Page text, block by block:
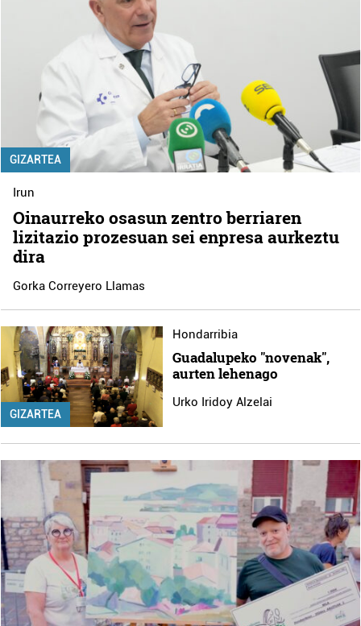
GIZARTEA
Irun
Oinaurreko osasun zentro berriaren
lizitazio prozesuan sei enpresa aurkeztu
dira
Gorka Correyero Llamas
GIZARTEA
Hondarribia
Guadalupeko "novenak",
aurten lehenago
Urko Iridoy Alzelai